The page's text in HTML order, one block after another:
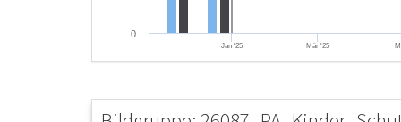
Jan '25 Mär '25
0